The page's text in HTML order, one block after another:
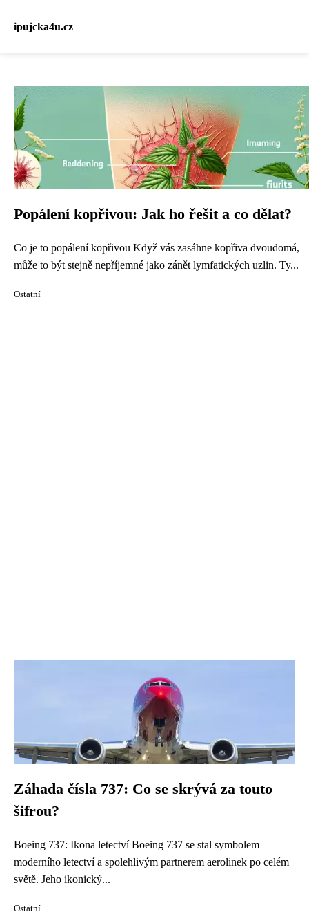
ipujcka4u.cz
Popálení kopřivou: Jak ho řešit a co dělat?
Co je to popálení kopřivou Když vás zasáhne kopřiva dvoudomá,
může to být stejně nepříjemné jako zánět lymfatických uzlin. Ty...
Ostatní
Záhada čísla 737: Co se skrývá za touto
šifrou?
Boeing 737: Ikona letectví Boeing 737 se stal symbolem
moderního letectví a spolehlivým partnerem aerolinek po celém
světě. Jeho ikonický...
Ostatní